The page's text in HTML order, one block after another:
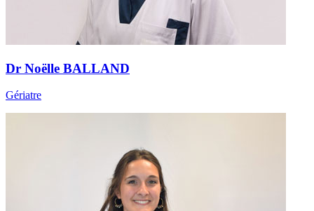
Dr Noëlle BALLAND
Gériatre